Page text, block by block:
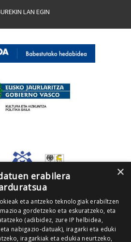
LAN EGIN
×
erabilera
eta antzeko teknologiak erabiltzen
gordetzeko eta eskuratzeko, eta
(adibidez, zure IP helbidea,
nabigazio-datuak), iragarki eta eduki
iragarkiak eta edukia neurtzeko,